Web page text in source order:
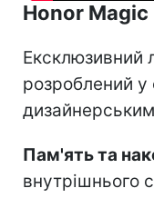
Honor Magic
Ексклюзивний
розроблений у
Пам'ять та
внутрішнього